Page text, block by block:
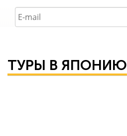
ТУРЫ В ЯПОНИЮ